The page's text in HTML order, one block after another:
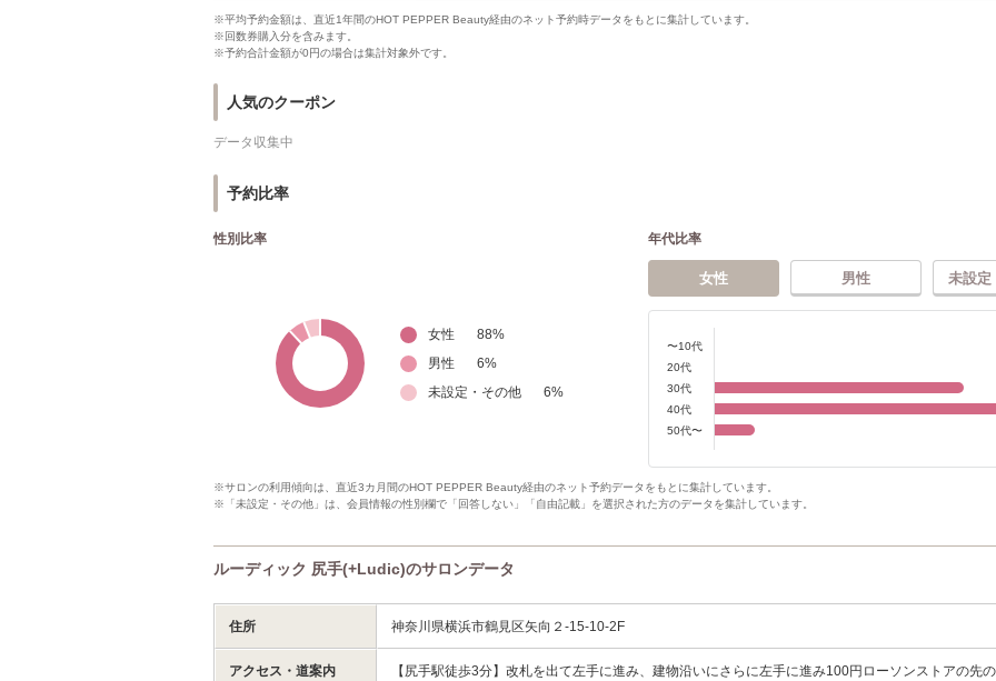
※平均予約金額は、直近1年間のHOT PEPPER Beauty経由のネット予約時データをもとに集計しています。
※回数券購入分を含みます。
※予約合計金額が0円の場合は集計対象外です。
人気のクーポン
データ収集中
予約比率
性別比率
女性 88%
男性
6%
未設定・その他
6%
年代比率
女性 男性 未設定
〜10代
20代
30代
40代
50代〜
※サロンの利用傾向は、直近3カ月間のHOT PEPPER Beauty経由のネット予約データをもとに集計しています。
※「未設定・その他」は、会員情報の性別欄で「回答しない」「自由記載」を選択された方のデータを集計しています。
ルーディック 尻手(+Ludic)のサロンデータ
住所 神奈川県横浜市鶴見区矢向２-15-10-2F
アクセス・道案内
【尻手駅徒歩3分】改札を出て左手に進み、建物沿いにさらに左手に進み100円ローソンストアの先